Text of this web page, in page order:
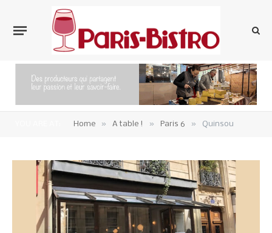
Home » A table ! » Paris 6 » Quinsou